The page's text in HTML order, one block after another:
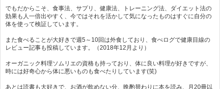
でもだからこそ、食事法、サプリ、健康法、トレーニング法、ダイエット法の
効果も人一倍出やすく、今ではそれを活かして気になったものはすぐに自分の
体を使って検証しています。
また食べることが大好きで週5～10回は外食しており、食べログで健康目線の
レビュー記事も投稿しています。（2018年12月より）
オーガニック料理ソムリエの資格も持っており、体に良い料理が好きですが、
時には好奇心から体に悪いものも食べたりしています(笑)
あとは読書も大好きで、お酒が飲めない分、晩酌替わりに本を読み、月20冊以